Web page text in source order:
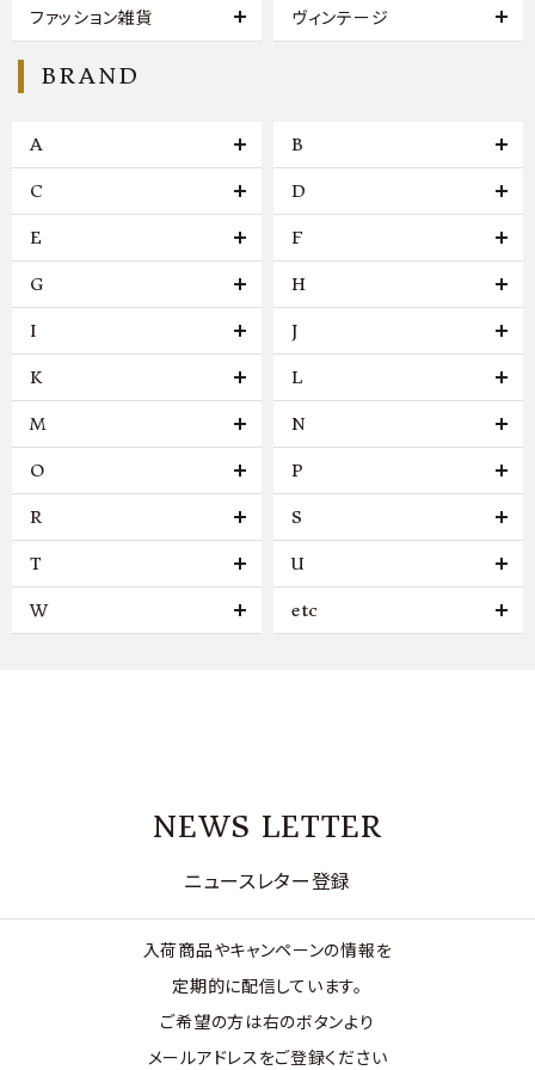
ファッション雑貨 ヴィンテージ
BRAND
A B
C D
E F
G H
I J
K L
M N
O P
R S
T U
W etc
NEWS LETTER
ニュースレター登録
入荷商品やキャンペーンの情報を
定期的に配信しています。
ご希望の方は右のボタンより
メールアドレスをご登録ください